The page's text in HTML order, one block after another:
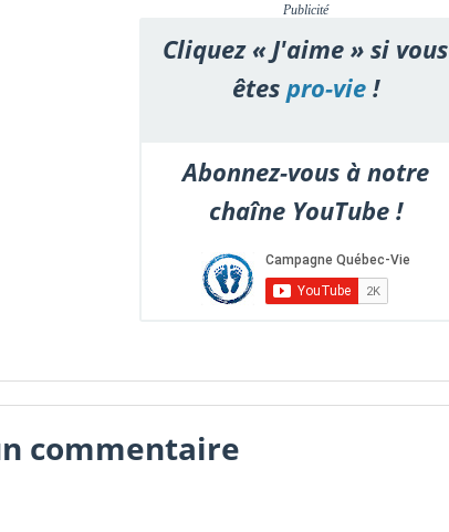
Publicité
Cliquez « J'aime » si vous
êtespro-vie!
Abonnez-vous à notre
chaîne YouTube !
commentaire